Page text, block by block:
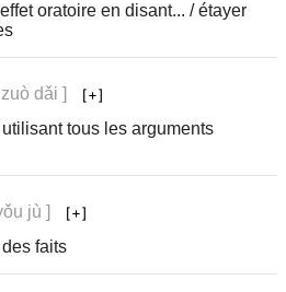
oratoire en disant... / étayer
dǎi ]
tous les arguments
jù ]
faits